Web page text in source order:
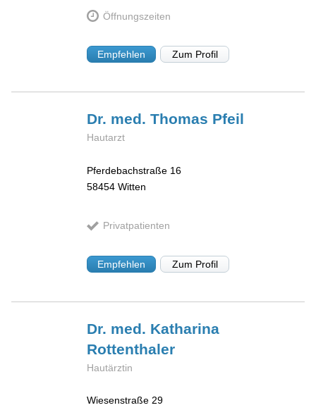
Öffnungszeiten
Empfehlen Zum Profil
Dr. med. Thomas Pfeil
Hautarzt
Pferdebachstraße 16
58454 Witten
Privatpatienten
Empfehlen Zum Profil
Dr. med. Katharina
Rottenthaler
Hautärztin
Wiesenstraße 29